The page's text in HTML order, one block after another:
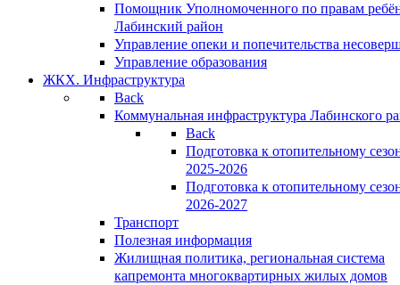
Помощник Уполномоченного по правам
Лабинский район
Управление опеки и попечительства
Управление образования
ЖКХ. Инфраструктура
Back
Коммунальная инфраструктура Лабинского
Back
Подготовка к отопительному
2025-2026
Подготовка к отопительному
2026-2027
Транспорт
Полезная информация
Жилищная политика, региональная система
капремонта многоквартирных жилых домов